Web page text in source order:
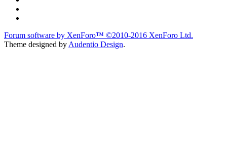
Forum software by XenForo™ ©2010-2016 XenForo Ltd.
Theme designed byAudentio Design.